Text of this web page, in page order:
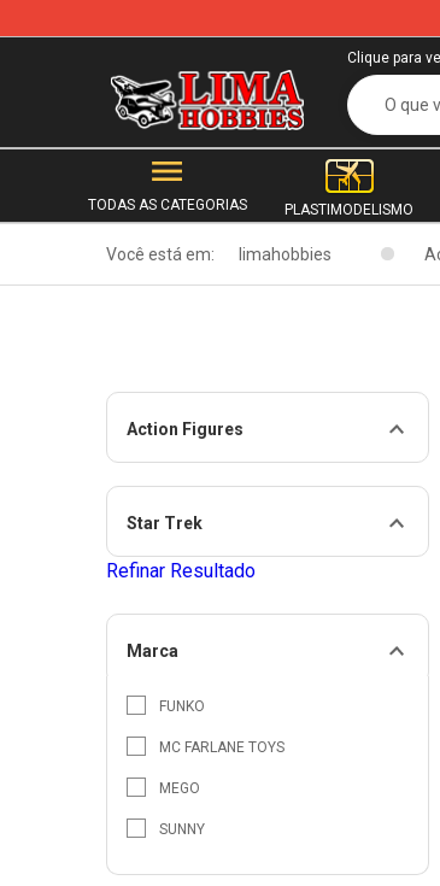
Clique para
TODAS AS CATEGORIAS PLASTIMODELISMO
Você está em: limahobbies
Action Figures
Star Trek
Refinar Resultado
Marca
FUNKO
MC FARLANE TOYS
MEGO
SUNNY